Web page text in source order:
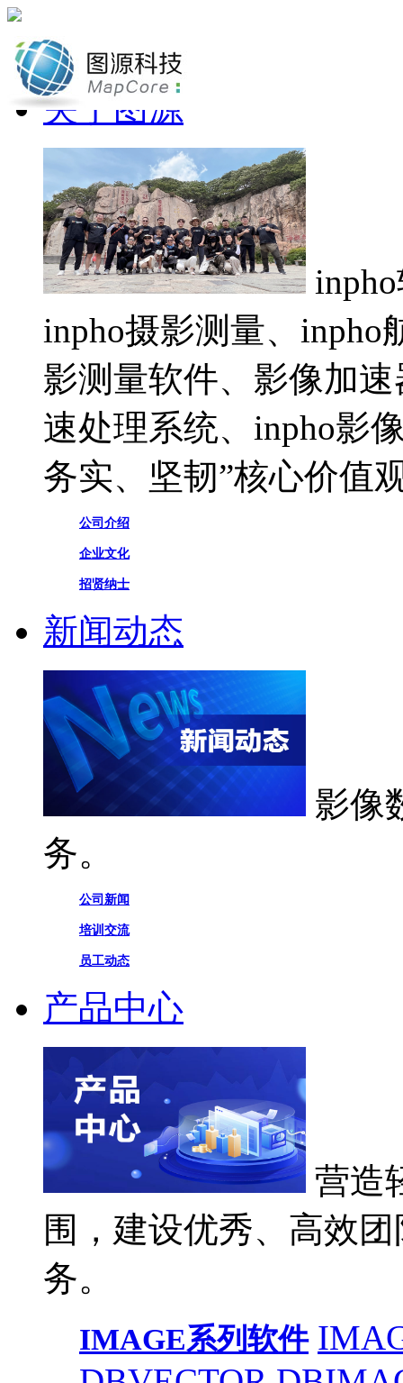
网站首页
关于图源
inpho摄影测量、inpho
影测量软件、影像加
速处理系统、inpho影
务实、坚韧”核心价值
公司介绍
企业文化
招贤纳士
新闻动态
影像
务。
公司新闻
培训交流
员工动态
产品中心
营造
围，建设优秀、高效
务。
IMAGE系列软件